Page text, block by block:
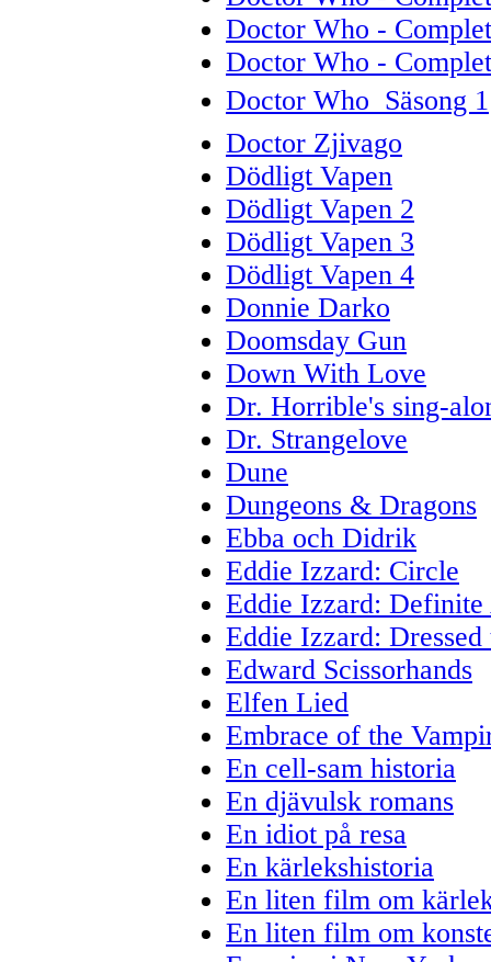
Doctor Who -
Doctor Who -
Doctor Who  Säsong 1
Doctor Zjivago
Dödligt Vapen
Dödligt Vapen 2
Dödligt Vapen 3
Dödligt Vapen 4
Donnie Darko
Doomsday Gun
Down With Love
Dr. Horrible's sing-
Dr. Strangelove
Dune
Dungeons & Dragons
Ebba och Didrik
Eddie Izzard: Circle
Eddie Izzard:
Eddie Izzard:
Edward Scissorhands
Elfen Lied
Embrace of the
En cell-sam historia
En djävulsk romans
En idiot på resa
En kärlekshistoria
En liten film om
En liten film om